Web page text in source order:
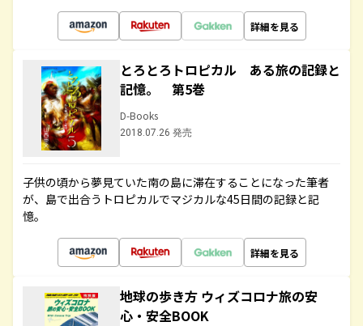
詳細を見る
とろとろトロピカル ある旅の記録と
記憶。 第5巻
D-Books
2018.07.26 発売
子供の頃から夢見ていた南の島に滞在することになった筆者
が、島で出合うトロピカルでマジカルな45日間の記録と記
憶。
詳細を見る
地球の歩き方 ウィズコロナ旅の安
心・安全BOOK